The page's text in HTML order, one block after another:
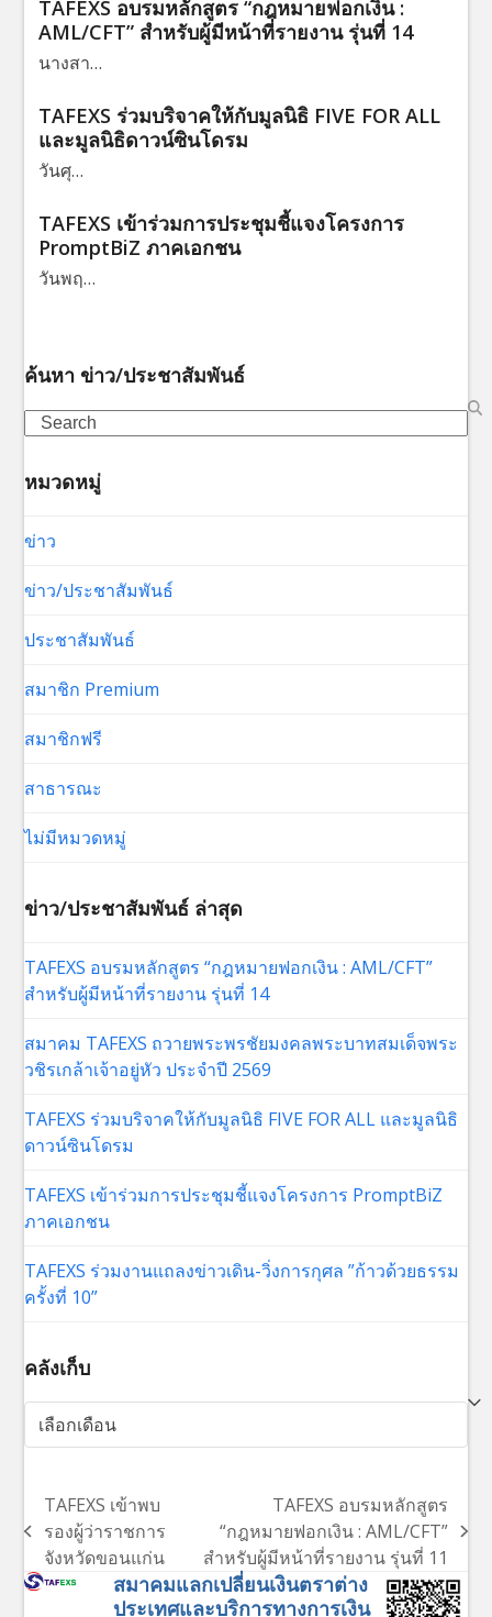
TAFEXS อบรมหลักสูตร “กฎหมายฟอกเงิน :
AML/CFT” สำหรับผู้มีหน้าที่รายงาน รุ่นที่ 14
นางสา…
TAFEXS ร่วมบริจาคให้กับมูลนิธิ FIVE FOR ALL
และมูลนิธิดาวน์ซินโดรม
วันศุ…
TAFEXS เข้าร่วมการประชุมชี้แจงโครงการ
PromptBiZ ภาคเอกชน
วันพฤ…
ค้นหา ข่าว/ประชาสัมพันธ์
Search
หมวดหมู่
ข่าว
ข่าว/ประชาสัมพันธ์
ประชาสัมพันธ์
สมาชิก Premium
สมาชิกฟรี
สาธารณะ
ไม่มีหมวดหมู่
ข่าว/ประชาสัมพันธ์ ล่าสุด
TAFEXS อบรมหลักสูตร “กฎหมายฟอกเงิน : AML/CFT”
สำหรับผู้มีหน้าที่รายงาน รุ่นที่ 14
สมาคม TAFEXS ถวายพระพรชัยมงคลพระบาทสมเด็จพระ
วชิรเกล้าเจ้าอยู่หัว ประจำปี 2569
TAFEXS ร่วมบริจาคให้กับมูลนิธิ FIVE FOR ALL และมูลนิธิ
ดาวน์ซินโดรม
TAFEXS เข้าร่วมการประชุมชี้แจงโครงการ PromptBiZ
ภาคเอกชน
TAFEXS ร่วมงานแถลงข่าวเดิน-วิ่งการกุศล ”ก้าวด้วยธรรม
ครั้งที่ 10”
คลังเก็บ
คลัง
เก็บ
previous
post:
TAFEXS เข้าพบ
รองผู้ว่าราชการ
จังหวัดขอนแก่น
next
post:
TAFEXS อบรมหลักสูตร
“กฎหมายฟอกเงิน : AML/CFT”
สำหรับผู้มีหน้าที่รายงาน รุ่นที่ 11
สมาคมแลกเปลี่ยนเงินตราต่าง
ประเทศและบริการทางการเงิน